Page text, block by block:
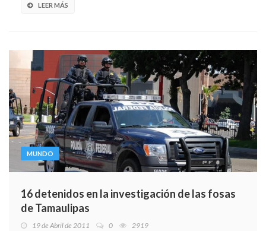
LEER MÁS
MUNDO
16 detenidos en la investigación de las fosas
de Tamaulipas
19 de Abril de 2011 0 2919